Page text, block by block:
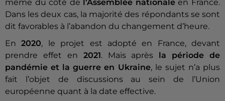
même du côté de l’Assemblée nationaleen France.
Dans les deux cas, la majorité des répondants se sont
dit favorables à l’abandon du changement d’heure.
En2020, le projet est adopté en France, devant
prendre effet en 2021. Mais après
la période de
pandémie et la guerre en Ukraine, le sujet n’a plus
fait l’objet de discussions au sein de l’Union
européenne quant à la date effective.